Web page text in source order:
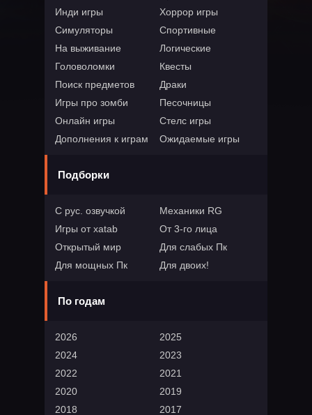
Инди игры
Хоррор игры
Симуляторы
Спортивные
На выживание
Логические
Головоломки
Квесты
Поиск предметов
Драки
Игры про зомби
Песочницы
Онлайн игры
Стелс игры
Дополнения к играм
Ожидаемые игры
Подборки
С рус. озвучкой
Механики RG
Игры от xatab
От 3-го лица
Открытый мир
Для слабых Пк
Для мощных Пк
Для двоих!
По годам
2026
2025
2024
2023
2022
2021
2020
2019
2018
2017